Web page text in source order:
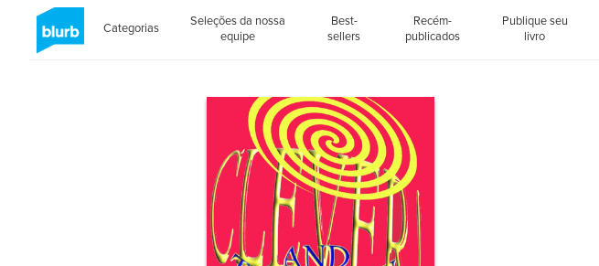
Categorias
Seleções da nossa
equipe
Best-
sellers
Recém-
publicados
Publique seu
livro